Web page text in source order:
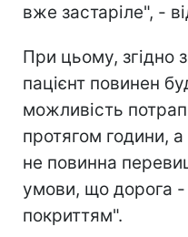
вже застаріле", -
При цьому, згідно
пацієнт повинен
можливість
протягом години, а
не повинна
умови, що дорога -
покриттям".